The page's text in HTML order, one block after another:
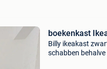
boekenkast
Billy ikeakast
schabben behalve